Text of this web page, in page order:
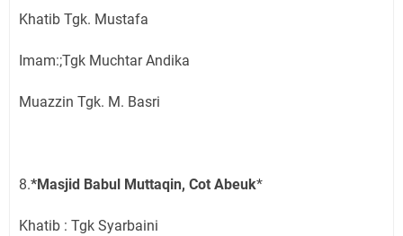
Khatib Tgk. Mustafa
Imam:;Tgk Muchtar Andika
Muazzin Tgk. M. Basri
8.*Masjid Babul Muttaqin, Cot Abeuk*
Khatib : Tgk Syarbaini